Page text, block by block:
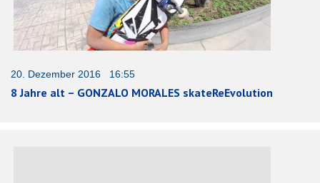
20. Dezember 2016 16:55
8 Jahre alt – GONZALO MORALES skateReEvolution